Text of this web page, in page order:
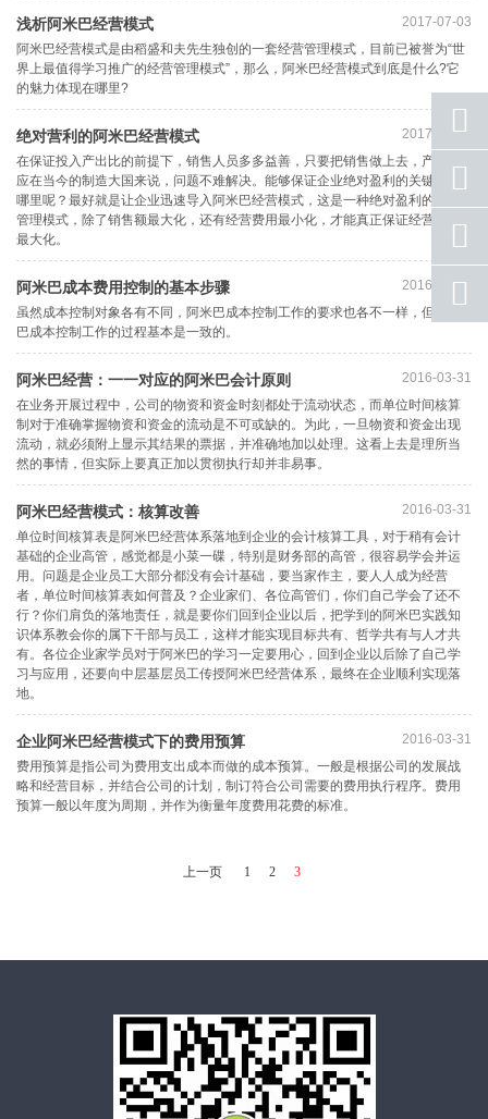
浅析阿米巴经营模式​
2017-07-03
阿米巴经营模式是由稻盛和夫先生独创的一套经营管理模式，目前已被誉为“世
界上最值得学习推广的经营管理模式”，那么，阿米巴经营模式到底是什么?它
的魅力体现在哪里?
绝对营利的阿米巴经营模式
2017-06-29
在保证投入产出比的前提下，销售人员多多益善，只要把销售做上去，产品供
应在当今的制造大国来说，问题不难解决。能够保证企业绝对盈利的关键点在
哪里呢？最好就是让企业迅速导入阿米巴经营模式，这是一种绝对盈利的经营
管理模式，除了销售额最大化，还有经营费用最小化，才能真正保证经营利润
最大化。
阿米巴成本费用控制的基本步骤
2016-03-31
虽然成本控制对象各有不同，阿米巴成本控制工作的要求也各不一样，但阿米
巴成本控制工作的过程基本是一致的。
阿米巴经营：一一对应的阿米巴会计原则
2016-03-31
在业务开展过程中，公司的物资和资金时刻都处于流动状态，而单位时间核算
制对于准确掌握物资和资金的流动是不可或缺的。为此，一旦物资和资金出现
流动，就必须附上显示其结果的票据，并准确地加以处理。这看上去是理所当
然的事情，但实际上要真正加以贯彻执行却并非易事。
阿米巴经营模式：核算改善
2016-03-31
单位时间核算表是阿米巴经营体系落地到企业的会计核算工具，对于稍有会计
基础的企业高管，感觉都是小菜一碟，特别是财务部的高管，很容易学会并运
用。问题是企业员工大部分都没有会计基础，要当家作主，要人人成为经营
者，单位时间核算表如何普及？企业家们、各位高管们，你们自己学会了还不
行？你们肩负的落地责任，就是要你们回到企业以后，把学到的阿米巴实践知
识体系教会你的属下干部与员工，这样才能实现目标共有、哲学共有与人才共
有。各位企业家学员对于阿米巴的学习一定要用心，回到企业以后除了自己学
习与应用，还要向中层基层员工传授阿米巴经营体系，最终在企业顺利实现落
地。
企业阿米巴经营模式下的费用预算
2016-03-31
费用预算是指公司为费用支出成本而做的成本预算。一般是根据公司的发展战
略和经营目标，并结合公司的计划，制订符合公司需要的费用执行程序。费用
预算一般以年度为周期，并作为衡量年度费用花费的标准。
上一页 1 2 3
座机
号码
手机
号码
qq
联系
顶部